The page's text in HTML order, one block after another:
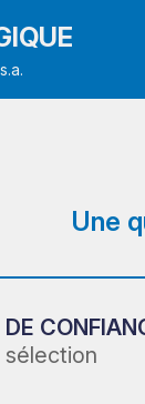
Une
DE